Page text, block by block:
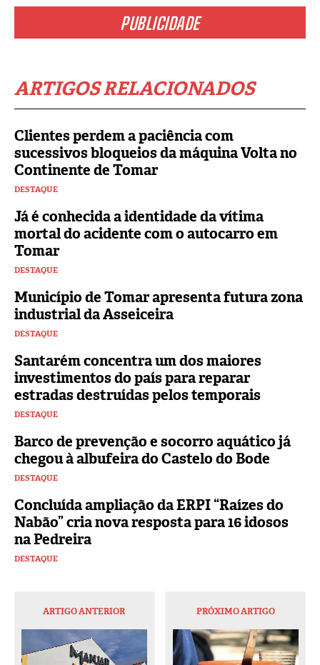
PUBLICIDADE
ARTIGOS RELACIONADOS
Clientes perdem a paciência com
sucessivos bloqueios da máquina Volta no
Continente de Tomar
DESTAQUE
Já é conhecida a identidade da vítima
mortal do acidente com o autocarro em
Tomar
DESTAQUE
Município de Tomar apresenta futura zona
industrial da Asseiceira
DESTAQUE
Santarém concentra um dos maiores
investimentos do país para reparar
estradas destruídas pelos temporais
DESTAQUE
Barco de prevenção e socorro aquático já
chegou à albufeira do Castelo do Bode
DESTAQUE
Concluída ampliação da ERPI “Raízes do
Nabão” cria nova resposta para 16 idosos
na Pedreira
DESTAQUE
ARTIGO ANTERIOR PRÓXIMO ARTIGO